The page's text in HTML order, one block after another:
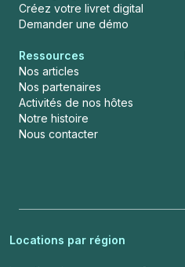
Créez votre livret digital
Demander une démo
Ressources
Nos articles
Nos partenaires
Activités de nos hôtes
Notre histoire
Nous contacter
Locations par région